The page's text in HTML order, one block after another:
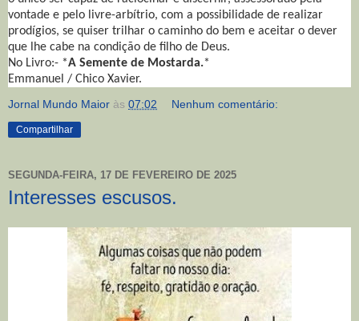
vontade e pelo livre-arbítrio, com a possibilidade de realizar
prodígios, se quiser trilhar o caminho do bem e aceitar o dever
que lhe cabe na condição de filho de Deus.
No Livro:- *A Semente de Mostarda.*
Emmanuel / Chico Xavier.
Jornal Mundo Maior às 07:02 Nenhum comentário:
Compartilhar
SEGUNDA-FEIRA, 17 DE FEVEREIRO DE 2025
Interesses escusos.